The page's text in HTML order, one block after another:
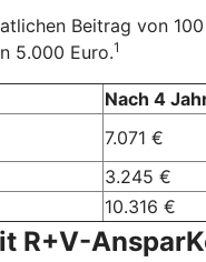
Beitrag von
5.000 Euro.1
Nach 4
7.071 €
3.245 €
10.316 €
R+V-